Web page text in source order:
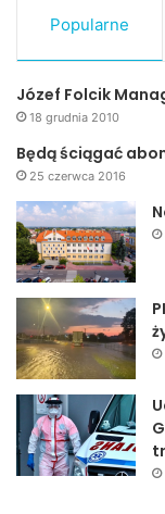
Popularne
Józef Folcik
18 grudnia 2010
Będą ściągać
25 czerwca 2016